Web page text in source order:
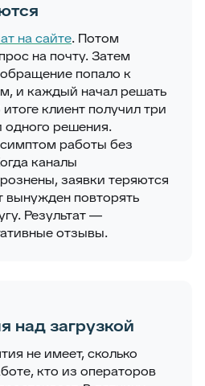
на сайте. Потом
на почту. Затем
попало к
и каждый начал решать
клиент получил три
одного решения.
работы без
каналы
заявки теряются
вынужден повторять
Результат —
отзывы.
над загрузкой
не имеет, сколько
кто из операторов